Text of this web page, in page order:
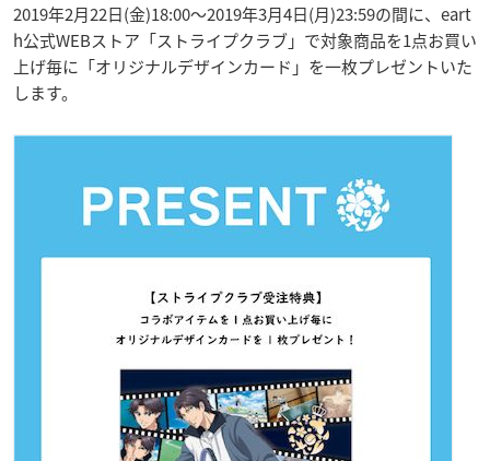
2019年2月22日(金)18:00〜2019年3月4日(月)23:59の間に、eart
h公式WEBストア「ストライプクラブ」で対象商品を1点お買い
上げ毎に「オリジナルデザインカード」を一枚プレゼントいた
します。